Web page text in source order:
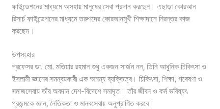
ফাউন্ডেশনের মাধ্যমে অসহায় মানুষের সেবা প্রদান করছেন। এছাড়া কোরআন
রিসার্চ ফাউন্ডেশনের মাধ্যমে তরুণদের কোরআনমুখী শিক্ষাদানে নিরন্তর কাজ
করছেন।
উপসংহার
প্রফেসর ডা. মো. মতিয়ার রহমান শুধু একজন সার্জন নন, তিনি আধুনিক চিকিৎসা ও
ইসলামী জ্ঞানের সমন্বয়কারী এক অনন্য ব্যক্তিত্ব। চিকিৎসা, শিক্ষা, গবেষণা ও
সমাজসেবায় তাঁর অবদান দেশ-বিদেশে সমাদৃত। তাঁর জীবন ও কর্ম ভবিষ্যৎ
প্রজন্মকে জ্ঞান, নৈতিকতা ও মানবসেবায় অনুপ্রাণিত করবে।